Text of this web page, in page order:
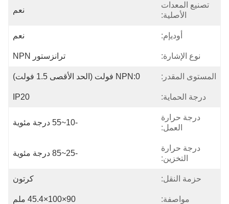
تصنيع المعدات
الأصلية:
نعم
أوديإم: نعم
نوع الإشارة: ترانزستور NPN
المستوى المقدر: NPN:0 فولت (الحد الأقصى 1.5 فولت)
درجة الحماية: IP20
درجة حرارة
العمل:
درجة حرارة
التخزين:
حزمة النقل: كرتون
مواصفة: 90×100×45.4 ملم